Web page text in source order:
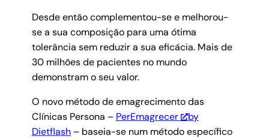
Desde então complementou-se e melhorou-
se a sua composição para uma ótima
tolerância sem reduzir a sua eficácia. Mais de
30 milhões de pacientes no mundo
demonstram o seu valor.
O novo método de emagrecimento das
Clínicas Persona – PerEmagrecer
by
Dietflash– baseia-se num método específico